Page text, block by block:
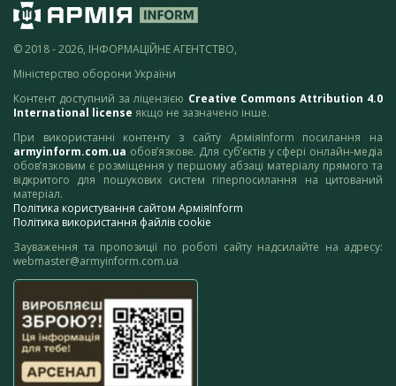
© 2018 - 2026, ІНФОРМАЦІЙНЕ АГЕНТСТВО,
Міністерство оборони України
Контент доступний за ліцензією Creative Commons Attribution 4.0
International license якщо не зазначено інше.
При використанні контенту з сайту АрміяInform посилання на
armyinform.com.ua обов’язкове. Для суб’єктів у сфері онлайн-медіа
обов’язковим є розміщення у першому абзаці матеріалу прямого та
відкритого для пошукових систем гіперпосилання на цитований
матеріал.
Політика користування сайтом АрміяInform
Політика використання файлів cookie
Зауваження та пропозиції по роботі сайту надсилайте на адресу:
webmaster@armyinform.com.ua